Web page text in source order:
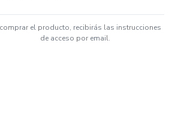
el producto, recibirás las instrucciones
de acceso por email.